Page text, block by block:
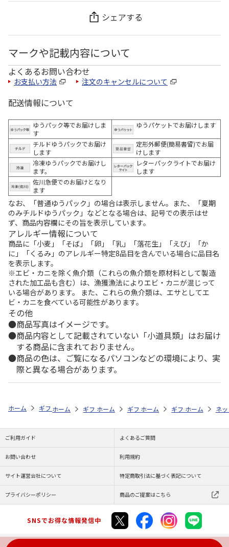
シェアする
マークや記載内容について
よくあるお問い合わせ
お支払い方法 注文のキャンセルについて
配送情報について
ゆうパック等でお届けしま
す
ゆうパケットでお届けします
チルドゆうパックでお届け
します
定形外郵便(簡易書留)でお届
けします
冷凍ゆうパックでお届けし
ます。
レターパックライトでお届け
します
佐川急便でのお届けとなり
ます
なお、「普通ゆうパック」の場合は表示しません。また、「夏期
のみチルドゆうパック」などとなる場合は、記号での表示はせ
ず、商品内容欄にその旨を表示しています。
アレルギー情報について
商品に「小麦」「そば」「卵」「乳」「落花生」「えび」「か
に」「くるみ」のアレルギー特定8品目を含んでいる場合に品目名
を表示します。
※エビ・カニを除く魚介類（これらの魚介類を原材料として製造
された加工品も含む）は、漁獲漁法によりエビ・カニが混じって
いる場合があります。 また、これらの魚介類は、エサとしてエ
ビ・カニを食べている可能性があります。
その他
商品写真はイメージです。
商品内容として記載されていない「小道具類」はお届け
する商品に含まれておりません。
商品の色は、ご覧になるパソコンなどの環境により、実
際と異なる場合があります。
ホーム ギフト通販 内祝い・お返し 法要・香典返し 予算で探す
ホーム ギフト通販 お祝い・贈りもの 献花・お悔や
ホーム ギフト通販 お祝い・贈りもの
ホーム ギフト通販 お
ホーム ネ
ご利用ガイド よくあるご質問
お問い合わせ 利用規約
サイト運営会社について 特定商取引法に基づく表記について
プライバシーポリシー 商品のご提案はこちら
SNSでお得な情報発信中